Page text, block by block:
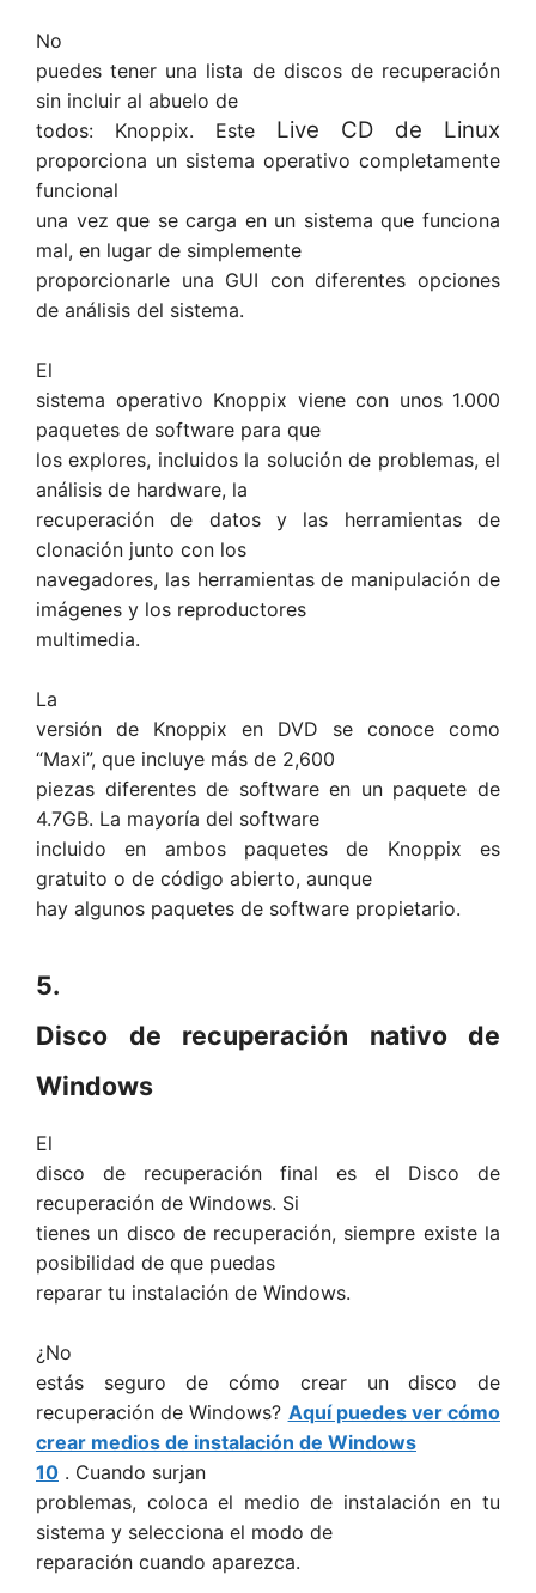
No
puedes tener una lista de discos de recuperación
sin incluir al abuelo de
todos: Knoppix. Este Live CD de Linux
proporciona un sistema operativo completamente
funcional
una vez que se carga en un sistema que funciona
mal, en lugar de simplemente
proporcionarle una GUI con diferentes opciones
de análisis del sistema.
El
sistema operativo Knoppix viene con unos 1.000
paquetes de software para que
los explores, incluidos la solución de problemas, el
análisis de hardware, la
recuperación de datos y las herramientas de
clonación junto con los
navegadores, las herramientas de manipulación de
imágenes y los reproductores
multimedia.
La
versión de Knoppix en DVD se conoce como
“Maxi”, que incluye más de 2,600
piezas diferentes de software en un paquete de
4.7GB. La mayoría del software
incluido en ambos paquetes de Knoppix es
gratuito o de código abierto, aunque
hay algunos paquetes de software propietario.
5.
Disco de recuperación nativo de
Windows
El
disco de recuperación final es el Disco de
recuperación de Windows. Si
tienes un disco de recuperación, siempre existe la
posibilidad de que puedas
reparar tu instalación de Windows.
¿No
estás seguro de cómo crear un disco de
recuperación de Windows? Aquí puedes ver cómo
crear medios de instalación de Windows
10 . Cuando surjan
problemas, coloca el medio de instalación en tu
sistema y selecciona el modo de
reparación cuando aparezca.